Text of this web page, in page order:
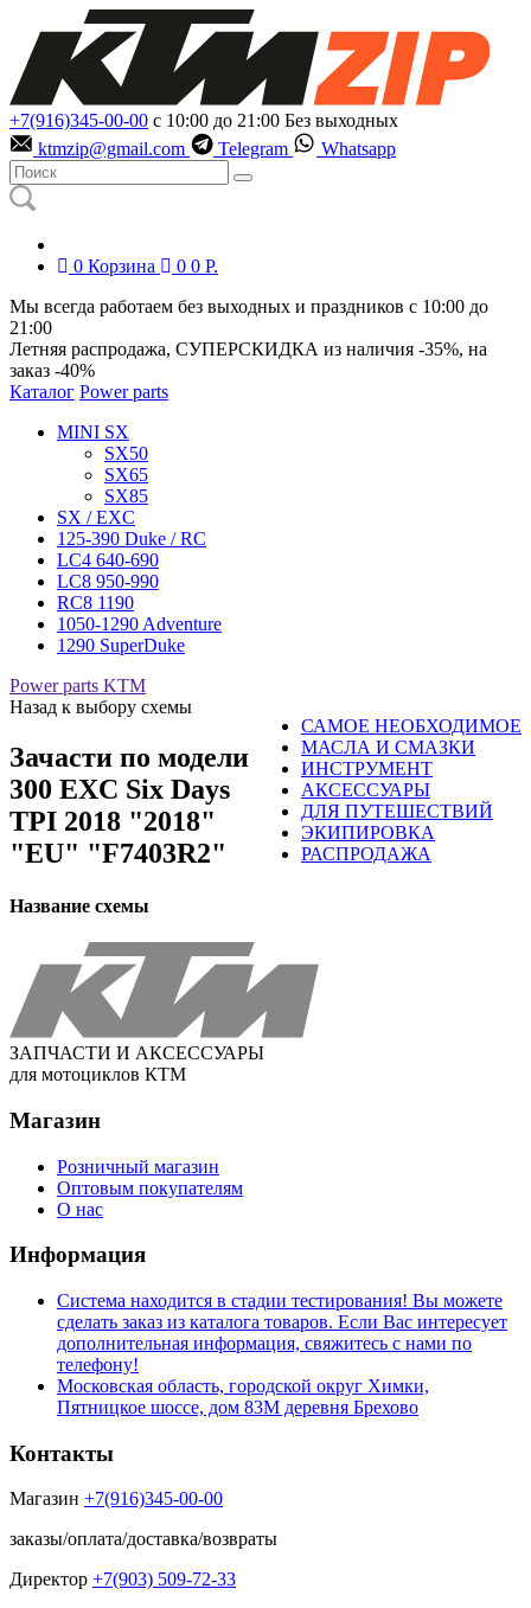
+7(916)345-00-00 с 10:00 до 21:00 Без выходных
ktmzip@gmail.com
Telegram Whatsapp
0 Корзина 0 0 Р.
Мы всегда работаем без выходных и праздников с 10:00 до
21:00
Летняя распродажа, СУПЕРСКИДКА из наличия -35%, на
заказ -40%
Каталог Power parts
MINI SX
SX50
SX65
SX85
SX / EXC
125-390 Duke / RC
LC4 640-690
LC8 950-990
RC8 1190
1050-1290 Adventure
1290 SuperDuke
Power parts KTM
САМОЕ НЕОБХОДИМОЕ
МАСЛА И СМАЗКИ
ИНСТРУМЕНТ
АКСЕССУАРЫ
ДЛЯ ПУТЕШЕСТВИЙ
ЭКИПИРОВКА
РАСПРОДАЖА
Назад к выбору схемы
Зачасти по модели
300 EXC Six Days
TPI 2018 "2018"
"EU" "F7403R2"
Название схемы
ЗАПЧАСТИ И АКСЕССУАРЫ
для мотоциклов КТМ
Магазин
Розничный магазин
Оптовым покупателям
О нас
Информация
Система находится в стадии тестирования! Вы можете
сделать заказ из каталога товаров. Если Вас интересует
дополнительная информация, свяжитесь с нами по
телефону!
Московская область, городской округ Химки,
Пятницкое шоссе, дом 83М деревня Брехово
Контакты
Магазин +7(916)345-00-00
заказы/оплата/доставка/возвраты
Директор +7(903) 509-72-33